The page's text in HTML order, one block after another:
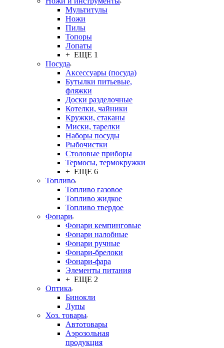
Мультитулы
Ножи
Пилы
Топоры
Лопаты
+ ЕЩЕ 1
Посуда
Аксессуары (посуда)
Бутылки питьевые,
фляжки
Доски разделочные
Котелки, чайники
Кружки, стаканы
Миски, тарелки
Наборы посуды
Рыбочистки
Столовые приборы
Термосы, термокружки
+ ЕЩЕ 6
Топливо
Топливо газовое
Топливо жидкое
Топливо твердое
Фонари
Фонари кемпинговые
Фонари налобные
Фонари ручные
Фонари-брелоки
Фонари-фара
Элементы питания
+ ЕЩЕ 2
Оптика
Бинокли
Лупы
Хоз. товары
Автотовары
Аэрозольная
продукция